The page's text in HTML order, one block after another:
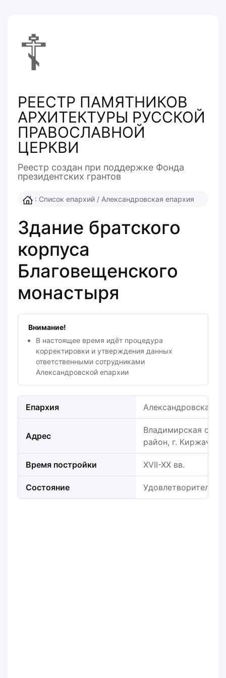
☦
РЕЕСТР ПАМЯТНИКОВ
АРХИТЕКТУРЫ РУССКОЙ
ПРАВОСЛАВНОЙ
ЦЕРКВИ
Реестр создан при поддержке Фонда
президентcких грантов
: Список епархий / Александровская епархия
Здание братского
корпуса
Благовещенского
монастыря
Внимание!
В настоящее время идёт процедура
корректировки и утверждения данных
ответственными сотрудниками
Александровской епархии
Епархия Александровская
Адрес
Владимирская
район, г. Киржач,
Время постройки XVII-XX вв.
Состояние